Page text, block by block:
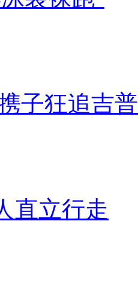
子狂追吉
直立行走